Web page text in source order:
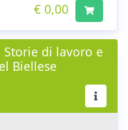
€ 0,00
Storie di lavoro e
Biellese